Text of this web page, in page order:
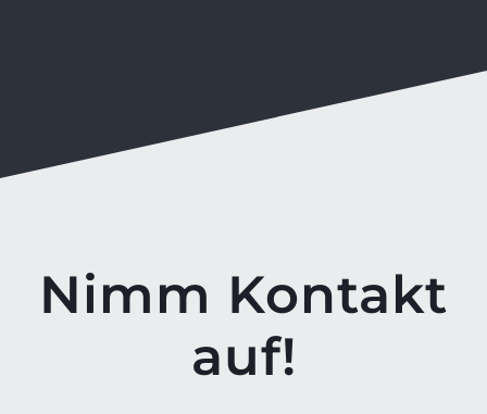
Nimm Kontakt
auf!